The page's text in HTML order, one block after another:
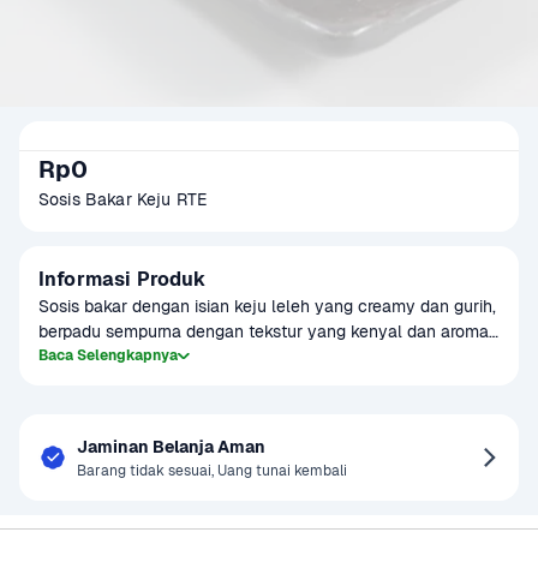
Rp0
Sosis Bakar Keju RTE
Informasi Produk
Sosis bakar dengan isian keju leleh yang creamy dan gurih,
berpadu sempurna dengan tekstur yang kenyal dan aroma
yang menggoda.
Terbuat dari bahan berkualitas tinggi, menghadirkan
sensasi rasa yang memuaskan di setiap gigitan.
Cocok untuk barbeque bersama keluarga, makan siang
Baca Selengkapnya
Jaminan Belanja Aman
Barang tidak sesuai, Uang tunai kembali